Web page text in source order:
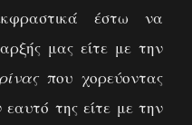
έστω να
μας είτε με την
που χορεύοντας
της είτε με την